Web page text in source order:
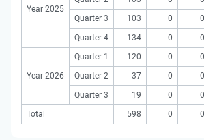
Year 2025
Quarter 3
103 0 0
Quarter 4
134 0 0
Year 2026
Quarter 1 120 0 0
Quarter 2
37 0 0
Quarter 3
19 0 0
Total
598 0 0